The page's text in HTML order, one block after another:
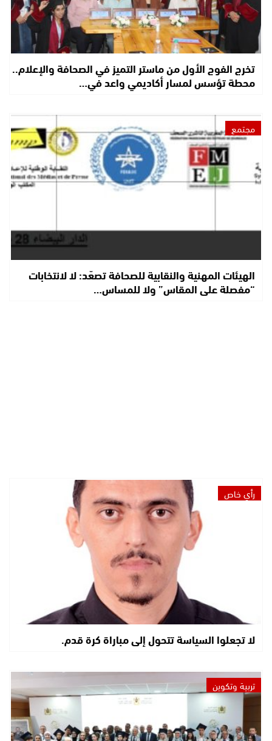
تخرج الفوج الأول من ماستر التميز في الصحافة والإعلام..
محطة تؤسس لمسار أكاديمي واعد في…
مجتمع
الهيئات المهنية والنقابية للصحافة تصعّد: لا لانتخابات
“مفصلة على المقاس” ولا للمساس…
رأي خاص
لا تجعلوا السياسة تتحول إلى مباراة كرة قدم.
تربية وتكوين